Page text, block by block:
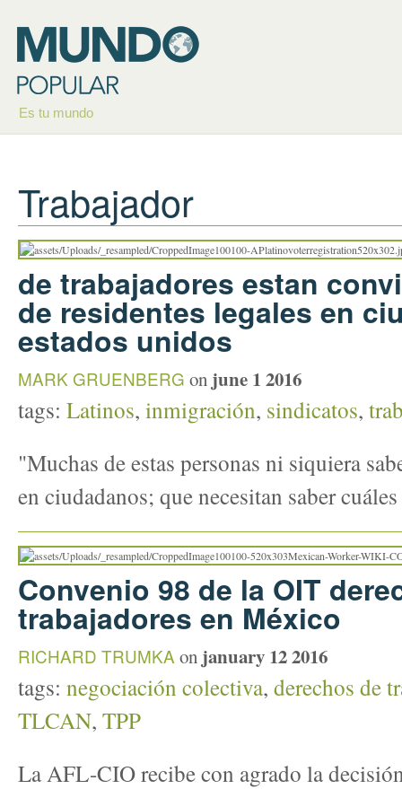
Es tu mundo
Trabajador
de trabajadores estan
de residentes legales en
estados unidos
MARK GRUENBERG on june 1 2016
tags: Latinos, inmigración, sindicatos,
"Muchas de estas personas ni siquiera
en ciudadanos; que necesitan saber
Convenio 98 de la OIT
trabajadores en México
RICHARD TRUMKA on january 12 2016
tags: negociación colectiva, derechos de
TLCAN, TPP
La AFL-CIO recibe con agrado la